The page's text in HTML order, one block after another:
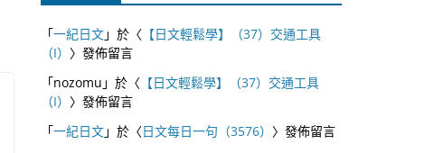
「一紀日文」於〈 【日文輕鬆學】（37）交通工具
（I） 〉發佈留言
「nozomu 」於〈 【日文輕鬆學】（37）交通工具
（I） 〉發佈留言
「一紀日文」於〈日文每日一句（3576） 〉發佈留言